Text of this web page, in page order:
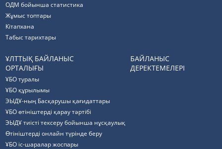
ОДМ бойынша статистика
Жұмыс топтары
Кітапхана
Табыс тарихтары
ҰЛТТЫҚ БАЙЛАНЫС
ОРТАЛЫҒЫ
ҰБО туралы
ҰБО құрылымы
ЭЫДҰ-ның Басқарушы қағидаттары
ҰБО өтініштерді қарау тәртібі
ЭЫДҰ тиісті тексеру бойынша нұсқаулық
Өтініштерді онлайн түрінде беру
ҰБО іс-шаралар жоспары
БАЙЛАНЫС
ДЕРЕКТЕМЕЛЕРІ